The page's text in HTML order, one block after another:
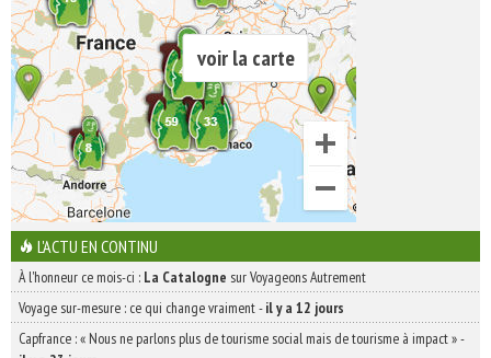
voir la carte
L'ACTU EN CONTINU
À l'honneur ce mois-ci : La Catalogne sur Voyageons Autrement
Voyage sur-mesure : ce qui change vraiment-il y a 12 jours
Capfrance : « Nous ne parlons plus de tourisme social mais de tourisme à impact »-